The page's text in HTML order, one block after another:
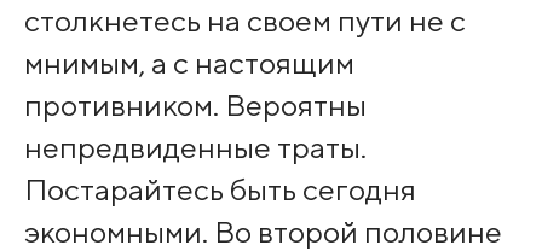
столкнетесь на своем пути не с
мнимым, а с настоящим
противником. Вероятны
непредвиденные траты.
Постарайтесь быть сегодня
экономными. Во второй половине